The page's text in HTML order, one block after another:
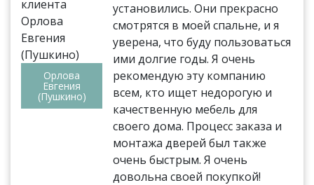
Орлова
Евгения
(Пушкино)
установились. Они прекрасно
смотрятся в моей спальне, и я
уверена, что буду пользоваться
ими долгие годы. Я очень
рекомендую эту компанию
всем, кто ищет недорогую и
качественную мебель для
своего дома. Процесс заказа и
монтажа дверей был также
очень быстрым. Я очень
довольна своей покупкой!